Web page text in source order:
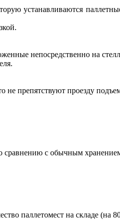
устанавливаются
непосредственно на
препятствуют проезду
сравнению с обычным
паллетомест на складе